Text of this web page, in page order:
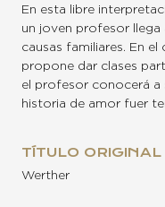
En esta libre
un joven profesor
causas familiares. En
propone dar clases
el profesor conocerá a
historia de amor fuer
TÍTULO ORIGINAL
Werther